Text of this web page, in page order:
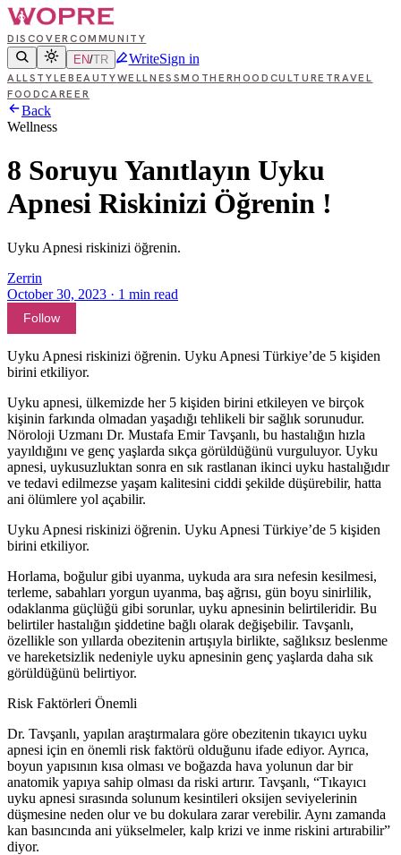
DISCOVERCOMMUNITY
EN/TR WriteSign in
ALLSTYLE BEAUTYWELLNESSMOTHERHOOD CULTURE TRAVEL
FOODCAREER
Back
Wellness
8 Soruyu Yanıtlayın Uyku
Apnesi Riskinizi Öğrenin !
Uyku Apnesi riskinizi öğrenin.
Zerrin
October 30, 2023 · 1 min read
Follow
Uyku Apnesi riskinizi öğrenin. Uyku Apnesi Türkiye’de 5 kişiden
birini etkiliyor.
Uyku apnesi, ülkemizde her 5 kişiden birini etkileyen ve birçok
kişinin farkında olmadan yaşadığı tehlikeli bir sağlık sorunudur.
Nöroloji Uzmanı Dr. Mustafa Emir Tavşanlı, bu hastalığın hızla
yayıldığını ve genç yaşlarda sıkça görüldüğünü vurguluyor. Uyku
apnesi, uykusuzluktan sonra en sık rastlanan ikinci uyku hastalığıdır
ve tedavi edilmezse yaşam kalitesini ciddi şekilde düşürebilir, hatta
ani ölümlere yol açabilir.
Uyku Apnesi riskinizi öğrenin. Uyku Apnesi Türkiye’de 5 kişiden
birini etkiliyor.
Horlama, boğulur gibi uyanma, uykuda ara sıra nefesin kesilmesi,
terleme, sabahları yorgun uyanma, baş ağrısı, gün boyu sinirlilik,
odaklanma güçlüğü gibi sorunlar, uyku apnesinin belirtileridir. Bu
belirtiler hastalığın şiddetine bağlı olarak değişebilir. Tavşanlı,
özellikle son yıllarda obezitenin artışıyla birlikte, sağlıksız beslenme
ve hareketsizlik nedeniyle uyku apnesinin genç yaşlarda daha sık
görüldüğünü belirtiyor.
Risk Faktörleri Önemli
Dr. Tavşanlı, yapılan araştırmalara göre obezitenin tıkayıcı uyku
apnesi için en önemli risk faktörü olduğunu ifade ediyor. Ayrıca,
boyun yapısının kısa olması ve boğazda hava yolunun dar bir
anatomik yapıya sahip olması da riski artırır. Tavşanlı, “Tıkayıcı
uyku apnesi sırasında solunum kesintileri oksijen seviyelerinin
düşmesine neden olur ve bu dokulara zarar verebilir. Aynı zamanda
kan basıncında ani yükselmeler, kalp krizi ve inme riskini artırabilir”
diyor.